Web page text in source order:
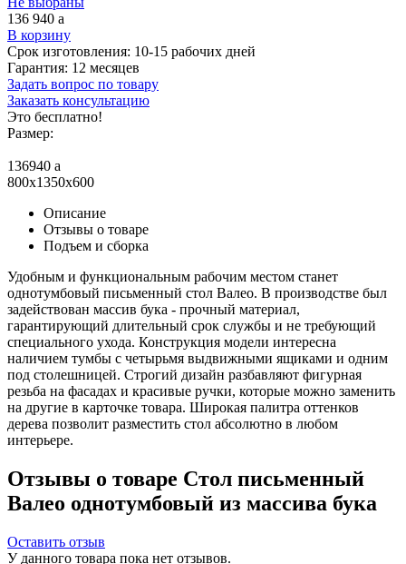
136 940 a
В корзину
Срок изготовления: 10-15 рабочих дней
Гарантия: 12 месяцев
Задать вопрос по товару
Заказать консультацию
Это бесплатно!
Размер:
136940 a
800x1350x600
Описание
Отзывы о товаре
Подъем и сборка
Удобным и функциональным рабочим местом станет
однотумбовый письменный стол Валео. В производстве был
задействован массив бука - прочный материал,
гарантирующий длительный срок службы и не требующий
специального ухода. Конструкция модели интересна
наличием тумбы с четырьмя выдвижными ящиками и одним
под столешницей. Строгий дизайн разбавляют фигурная
резьба на фасадах и красивые ручки, которые можно заменить
на другие в карточке товара. Широкая палитра оттенков
дерева позволит разместить стол абсолютно в любом
интерьере.
Отзывы о товаре Стол письменный
Валео однотумбовый из массива бука
Оставить отзыв
У данного товара пока нет отзывов.